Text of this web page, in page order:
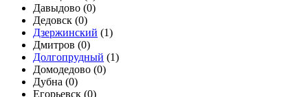
Давыдово (0)
Дедовск (0)
Дзержинский (1)
Дмитров (0)
Долгопрудный (1)
Домодедово (0)
Дубна (0)
Егорьевск (0)